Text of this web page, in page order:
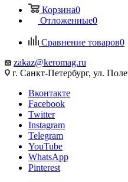
Корзина0
Отложенные0
Сравнение товаров0
zakaz@keromag.ru
г. Санкт-Петербург, ул.
Вконтакте
Facebook
Twitter
Instagram
Telegram
YouTube
WhatsApp
Pinterest